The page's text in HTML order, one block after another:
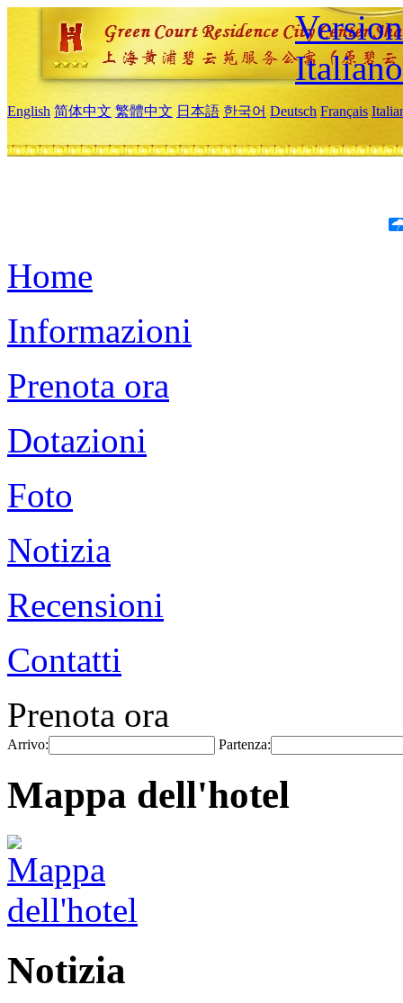
Italiano
English 简体中文 繁體中文 日本語 한국어 Deutsch Français
Home
Informazioni
Prenota ora
Dotazioni
Foto
Notizia
Recensioni
Contatti
Prenota ora
Arrivo: Partenza:
Mappa dell'hotel
Notizia